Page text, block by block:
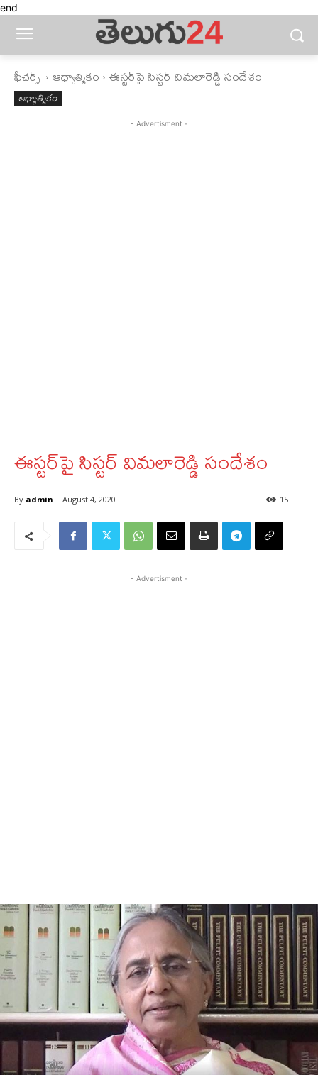
end
ఫీచ‌ర్స్ ‌ ఆధ్యాత్మికం ఈస్టర్‌పై సిస్టర్‌ విమలారెడ్డి సందేశం
ఆధ్యాత్మికం
- Advertisment -
ఈస్టర్‌పై సిస్టర్‌ విమలారెడ్డి సందేశం
By admin August 4, 2020 15
- Advertisment -